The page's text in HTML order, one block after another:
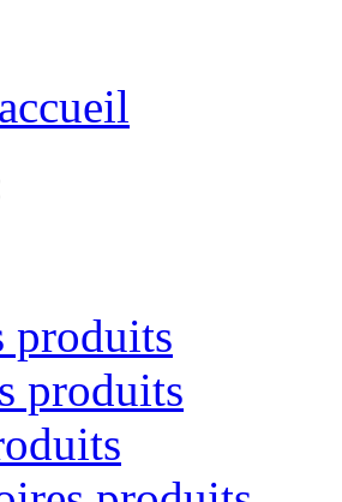
produits
produits